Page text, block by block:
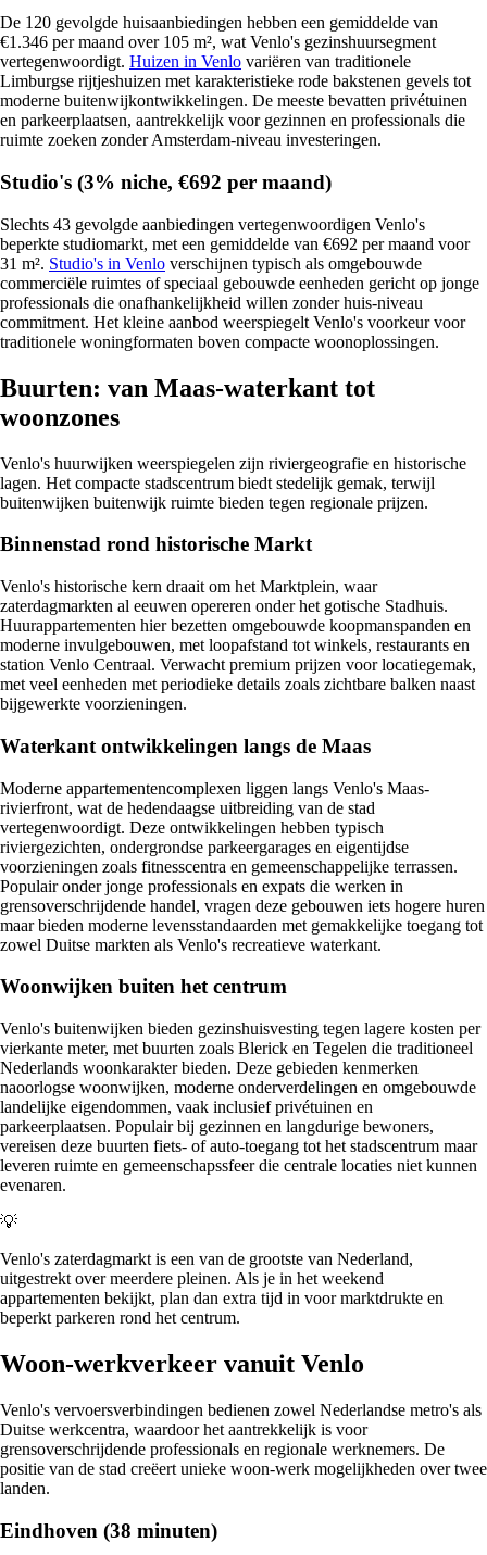
De 120 gevolgde huisaanbiedingen hebben een gemiddelde van
€1.346 per maand over 105 m², wat Venlo's gezinshuursegment
vertegenwoordigt. Huizen in Venlo variëren van traditionele
Limburgse rijtjeshuizen met karakteristieke rode bakstenen gevels tot
moderne buitenwijkontwikkelingen. De meeste bevatten privétuinen
en parkeerplaatsen, aantrekkelijk voor gezinnen en professionals die
ruimte zoeken zonder Amsterdam-niveau investeringen.
Studio's (3% niche, €692 per maand)
Slechts 43 gevolgde aanbiedingen vertegenwoordigen Venlo's
beperkte studiomarkt, met een gemiddelde van €692 per maand voor
31 m². Studio's in Venlo verschijnen typisch als omgebouwde
commerciële ruimtes of speciaal gebouwde eenheden gericht op jonge
professionals die onafhankelijkheid willen zonder huis-niveau
commitment. Het kleine aanbod weerspiegelt Venlo's voorkeur voor
traditionele woningformaten boven compacte woonoplossingen.
Buurten: van Maas-waterkant tot
woonzones
Venlo's huurwijken weerspiegelen zijn riviergeografie en historische
lagen. Het compacte stadscentrum biedt stedelijk gemak, terwijl
buitenwijken buitenwijk ruimte bieden tegen regionale prijzen.
Binnenstad rond historische Markt
Venlo's historische kern draait om het Marktplein, waar
zaterdagmarkten al eeuwen opereren onder het gotische Stadhuis.
Huurappartementen hier bezetten omgebouwde koopmanspanden en
moderne invulgebouwen, met loopafstand tot winkels, restaurants en
station Venlo Centraal. Verwacht premium prijzen voor locatiegemak,
met veel eenheden met periodieke details zoals zichtbare balken naast
bijgewerkte voorzieningen.
Waterkant ontwikkelingen langs de Maas
Moderne appartementencomplexen liggen langs Venlo's Maas-
rivierfront, wat de hedendaagse uitbreiding van de stad
vertegenwoordigt. Deze ontwikkelingen hebben typisch
riviergezichten, ondergrondse parkeergarages en eigentijdse
voorzieningen zoals fitnesscentra en gemeenschappelijke terrassen.
Populair onder jonge professionals en expats die werken in
grensoverschrijdende handel, vragen deze gebouwen iets hogere huren
maar bieden moderne levensstandaarden met gemakkelijke toegang tot
zowel Duitse markten als Venlo's recreatieve waterkant.
Woonwijken buiten het centrum
Venlo's buitenwijken bieden gezinshuisvesting tegen lagere kosten per
vierkante meter, met buurten zoals Blerick en Tegelen die traditioneel
Nederlands woonkarakter bieden. Deze gebieden kenmerken
naoorlogse woonwijken, moderne onderverdelingen en omgebouwde
landelijke eigendommen, vaak inclusief privétuinen en
parkeerplaatsen. Populair bij gezinnen en langdurige bewoners,
vereisen deze buurten fiets- of auto-toegang tot het stadscentrum maar
leveren ruimte en gemeenschapssfeer die centrale locaties niet kunnen
evenaren.
💡
Venlo's zaterdagmarkt is een van de grootste van Nederland,
uitgestrekt over meerdere pleinen. Als je in het weekend
appartementen bekijkt, plan dan extra tijd in voor marktdrukte en
beperkt parkeren rond het centrum.
Woon-werkverkeer vanuit Venlo
Venlo's vervoersverbindingen bedienen zowel Nederlandse metro's als
Duitse werkcentra, waardoor het aantrekkelijk is voor
grensoverschrijdende professionals en regionale werknemers. De
positie van de stad creëert unieke woon-werk mogelijkheden over twee
landen.
Eindhoven (38 minuten)